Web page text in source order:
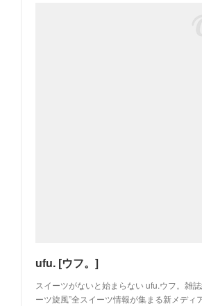
ufu. [ウフ。]
スイーツがないと始まらない ufu.ウフ。雑
ーツ旋風”全スイーツ情報が集まる新メディ